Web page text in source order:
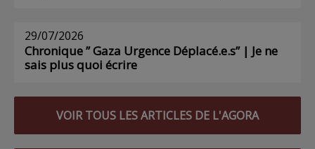
29/07/2026
Chronique ” Gaza Urgence Déplacé.e.s” | Je ne
sais plus quoi écrire
VOIR TOUS LES ARTICLES DE L'AGORA